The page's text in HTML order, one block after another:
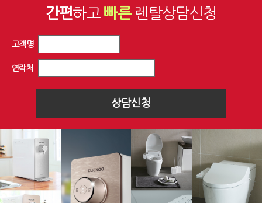
간편하고 빠른렌탈상담신청
고객명
연락처
상담신청